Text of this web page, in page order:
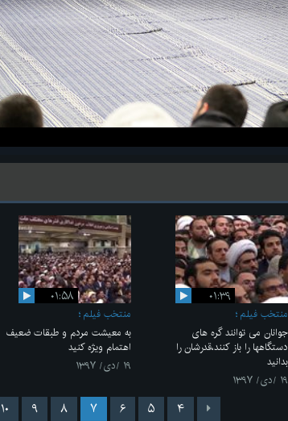
۰۱:۳۹
منتخب فیلم
جوانان می توانند گره های
دستگاهها را باز کنند،قدرشان را
بدانید
۱۹ /دی/ ۱۳۹۷
۰۱:۵۸
منتخب فیلم
به معیشت مردم و طبقات ضعیف
اهتمام ویژه کنید
۱۹ /دی/ ۱۳۹۷
۴ ۵ ۶ ۷ ۸ ۹ ۱۰